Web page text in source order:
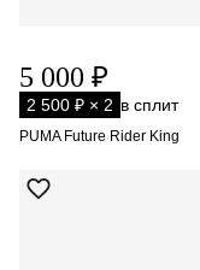
5 000 ₽
2 500 ₽ × 2 в сплит
PUMA Future Rider King